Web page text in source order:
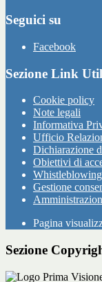
Seguici su
Facebook
Sezione Link
Cookie policy
Note legali
Informativa
Ufficio
Dichiarazione
Obiettivi di
Whistleblowing
Gestione
Pagina
Sezione